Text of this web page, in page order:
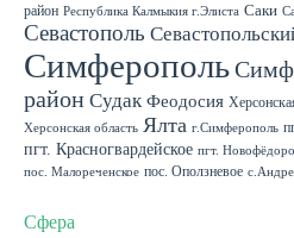
район Республика Калмыкия г.Элиста Саки
Севастополь
Симферополь
район Судак Феодосия
Херсонская область Ялта г.Симферополь
пгт. Красногвардейское пгт.
пос. Малореченское пос. Оползневое
с.Школьное
Сфера